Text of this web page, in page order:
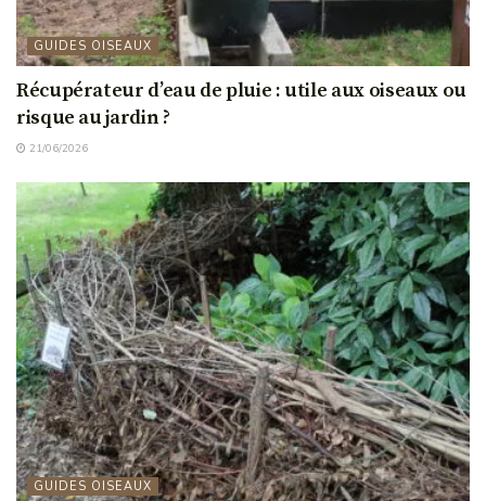
GUIDES OISEAUX
Récupérateur d’eau de pluie : utile aux oiseaux ou
risque au jardin ?
21/06/2026
GUIDES OISEAUX